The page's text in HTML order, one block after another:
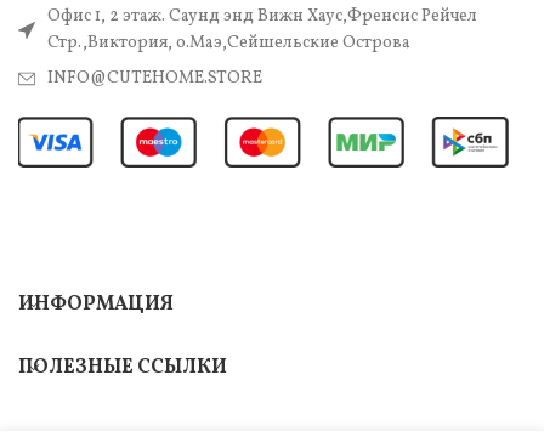
Офис 1, 2 этаж. Саунд энд Вижн Хаус,Френсис Рейчел
Стр.,Виктория, о.Маэ,Сейшельские Острова
INFO@CUTEHOME.STORE
ИНФОРМАЦИЯ
ПОЛЕЗНЫЕ ССЫЛКИ